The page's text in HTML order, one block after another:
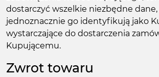
dostarczyć wszelkie niezbędne
jednoznacznie go identyfikują jako
wystarczające do dostarczenia
Kupującemu.
Zwrot towaru